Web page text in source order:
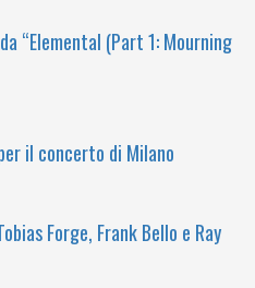
“Elemental (Part 1: Mourning
il concerto di Milano
Forge, Frank Bello e Ray